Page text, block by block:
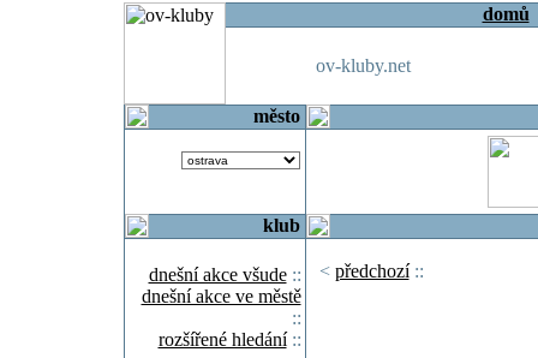
domů
ov-kluby.net
město
klub
dnešní akce všude::
dnešní akce ve městě
::
rozšířené hledání::
< předchozí::